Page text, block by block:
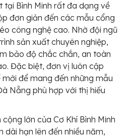
tại Bình Minh rất đa dạng về
đơn giản đến các mẫu cổng
công nghệ cao. Nhờ đội ngũ
sản xuất chuyên nghiệp,
bảo độ chắc chắn, an toàn
Đặc biệt, đơn vị luôn cập
để mang đến những mẫu
Nẵng phù hợp với thị hiếu
lớn của Cơ Khí Bình Minh
dài hạn lên đến nhiều năm,